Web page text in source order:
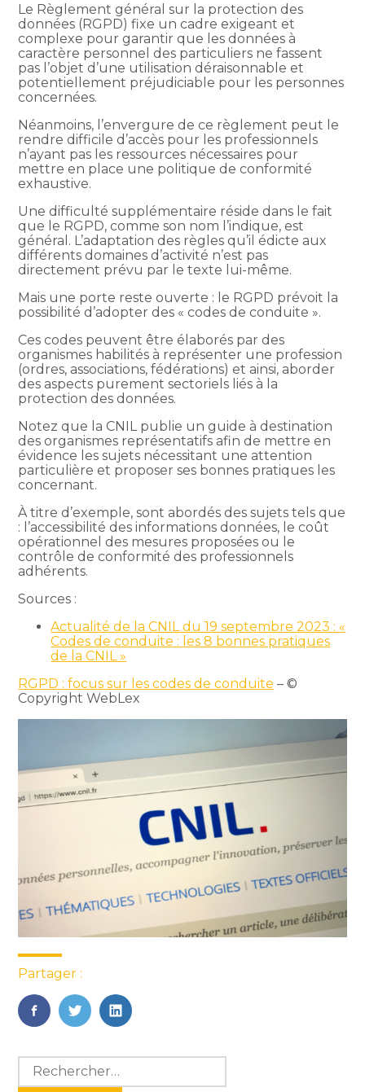
Le Règlement général sur la protection des
données (RGPD) fixe un cadre exigeant et
complexe pour garantir que les données à
caractère personnel des particuliers ne fassent
pas l’objet d’une utilisation déraisonnable et
potentiellement préjudiciable pour les personnes
concernées.
Néanmoins, l’envergure de ce règlement peut le
rendre difficile d’accès pour les professionnels
n’ayant pas les ressources nécessaires pour
mettre en place une politique de conformité
exhaustive.
Une difficulté supplémentaire réside dans le fait
que le RGPD, comme son nom l’indique, est
général. L’adaptation des règles qu’il édicte aux
différents domaines d’activité n’est pas
directement prévu par le texte lui-même.
Mais une porte reste ouverte : le RGPD prévoit la
possibilité d’adopter des « codes de conduite ».
Ces codes peuvent être élaborés par des
organismes habilités à représenter une profession
(ordres, associations, fédérations) et ainsi, aborder
des aspects purement sectoriels liés à la
protection des données.
Notez que la CNIL publie un guide à destination
des organismes représentatifs afin de mettre en
évidence les sujets nécessitant une attention
particulière et proposer ses bonnes pratiques les
concernant.
À titre d’exemple, sont abordés des sujets tels que
: l’accessibilité des informations données, le coût
opérationnel des mesures proposées ou le
contrôle de conformité des professionnels
adhérents.
Sources :
Actualité de la CNIL du 19 septembre 2023 : «
Codes de conduite : les 8 bonnes pratiques
de la CNIL »
RGPD : focus sur les codes de conduite – ©
Copyright WebLex
Partager :
FaceBook
TwitterLinkedIn
Blog
sidebar
Rechercher :